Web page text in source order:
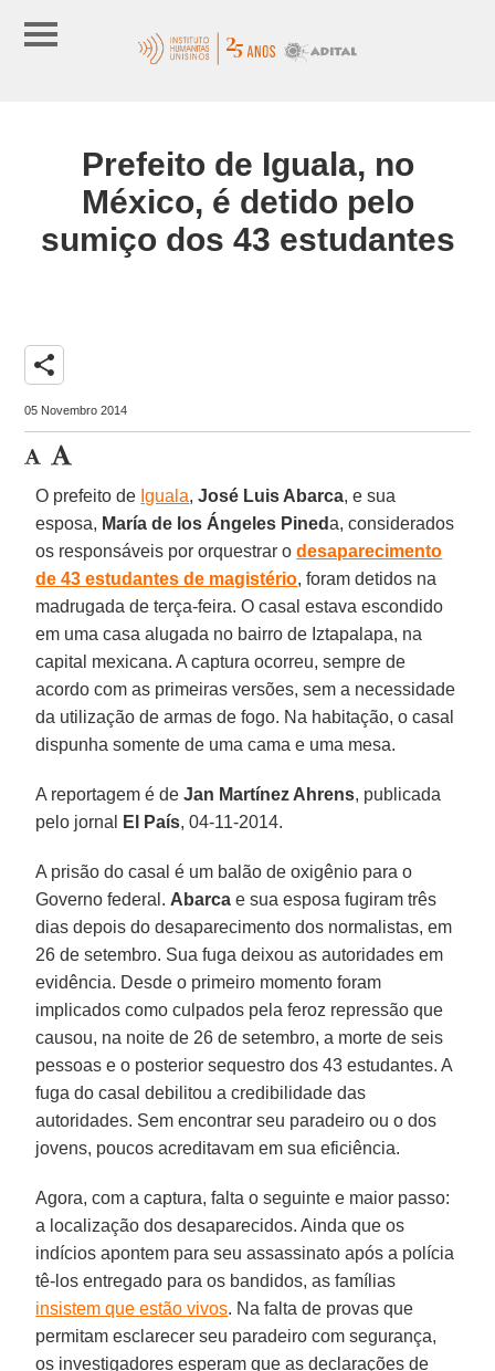
Prefeito de Iguala, no
México, é detido pelo
sumiço dos 43 estudantes
share
05 Novembro 2014
O prefeito de Iguala,José Luis Abarca, e sua
esposa, María de los Ángeles Pineda, considerados
os responsáveis por orquestrar odesaparecimento
de 43 estudantes de magistério, foram detidos na
madrugada de terça-feira. O casal estava escondido
em uma casa alugada no bairro de Iztapalapa, na
capital mexicana. A captura ocorreu, sempre de
acordo com as primeiras versões, sem a necessidade
da utilização de armas de fogo. Na habitação, o casal
dispunha somente de uma cama e uma mesa.
A reportagem é deJan Martínez Ahrens, publicada
pelo jornal
El País, 04-11-2014.
A prisão do casal é um balão de oxigênio para o
Governo federal. Abarca e sua esposa fugiram três
dias depois do desaparecimento dos normalistas, em
26 de setembro. Sua fuga deixou as autoridades em
evidência. Desde o primeiro momento foram
implicados como culpados pela feroz repressão que
causou, na noite de 26 de setembro, a morte de seis
pessoas e o posterior sequestro dos 43 estudantes. A
fuga do casal debilitou a credibilidade das
autoridades. Sem encontrar seu paradeiro ou o dos
jovens, poucos acreditavam em sua eficiência.
Agora, com a captura, falta o seguinte e maior passo:
a localização dos desaparecidos. Ainda que os
indícios apontem para seu assassinato após a polícia
tê-los entregado para os bandidos, as famílias
insistem que estão vivos. Na falta de provas que
permitam esclarecer seu paradeiro com segurança,
os investigadores esperam que as declarações de